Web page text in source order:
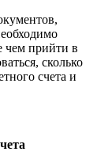
чем прийти в
сколько
счета и